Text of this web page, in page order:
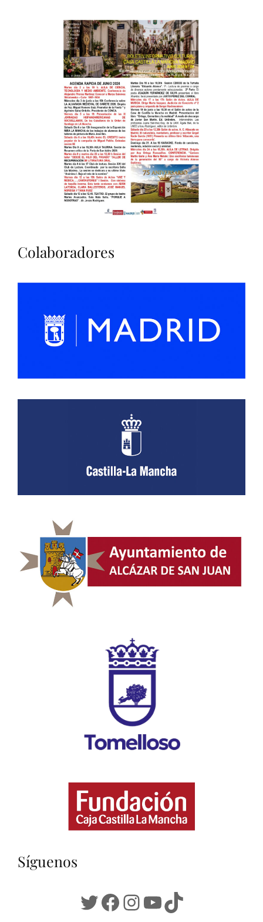
Colaboradores
Síguenos
Twitter
Facebook
Instagram
YouTube
TikTok